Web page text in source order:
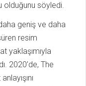
olduğunu söyledi.
geniş ve daha
resim
yaklaşımıyla
2020’de, The